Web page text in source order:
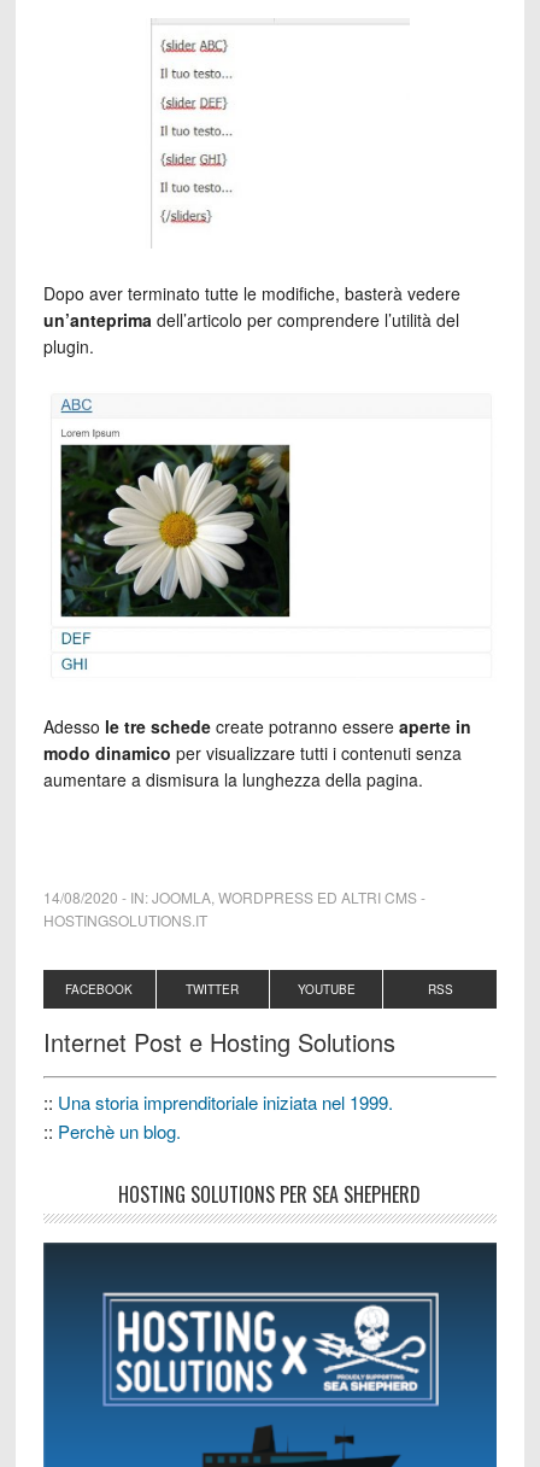
Dopo aver terminato tutte le modifiche, basterà vedere
un’anteprima dell’articolo per comprendere l’utilità del
plugin.
Adesso le tre schedecreate potranno essere aperte in
modo dinamico per visualizzare tutti i contenuti senza
aumentare a dismisura la lunghezza della pagina.
14/08/2020 - IN:JOOMLA, WORDPRESS ED ALTRI CMS-
HOSTINGSOLUTIONS.IT
FACEBOOK TWITTER YOUTUBE RSS
Internet Post e Hosting Solutions
:: Una storia imprenditoriale iniziata nel 1999.
:: Perchè un blog.
HOSTING SOLUTIONS PER SEA SHEPHERD